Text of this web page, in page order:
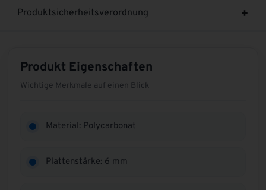
Produktsicherheitsverordnung
Produkt Eigenschaften
Wichtige Merkmale auf einen Blick
Material: Polycarbonat
Plattenstärke: 6 mm